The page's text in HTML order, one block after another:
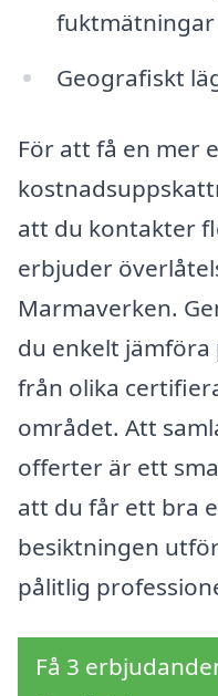
Geografiskt
För att få en mer
att du kontakter
erbjuder
Marmaverken.
du enkelt
från olika
området. Att
offerter är ett
att du får ett bra
besiktningen
pålitlig
Få 3